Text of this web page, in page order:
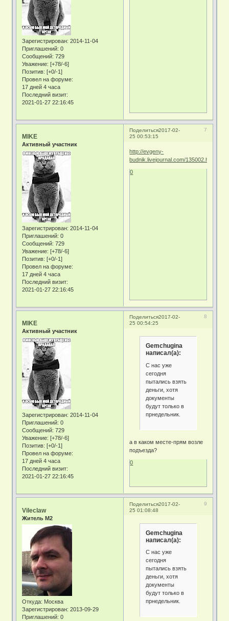
Зарегистрирован: 2014-11-04
Приглашений: 0
Сообщений: 729
Уважение: [+78/-6]
Позитив: [+0/-1]
Провел на форуме:
17 дней 4 часа
Последний визит:
2021-01-27 22:16:45
Поделиться 7
2017-02-
25 00:53:15
MIKE
Активный участник
Зарегистрирован: 2014-11-04
Приглашений: 0
Сообщений: 729
Уважение: [+78/-6]
Позитив: [+0/-1]
Провел на форуме:
17 дней 4 часа
Последний визит:
2021-01-27 22:16:45
http://evgeny-
budnik.livejournal.com/135002.html
0
Поделиться 8
2017-02-
25 00:54:25
MIKE
Активный участник
Зарегистрирован: 2014-11-04
Приглашений: 0
Сообщений: 729
Уважение: [+78/-6]
Позитив: [+0/-1]
Провел на форуме:
17 дней 4 часа
Последний визит:
2021-01-27 22:16:45
Gemchugina
написал(а):
С нас уже
сегодня
пытались взять
деньги, хотя
документы
будут только в
прнедельник.
а в каком месте-прям возле
подъезда?
0
Поделиться 9
2017-02-
25 01:08:48
Vileclaw
Житель М2
Откуда: Москва
Зарегистрирован: 2013-09-29
Приглашений: 0
Gemchugina
написал(а):
С нас уже
сегодня
пытались взять
деньги, хотя
документы
будут только в
прнедельник.